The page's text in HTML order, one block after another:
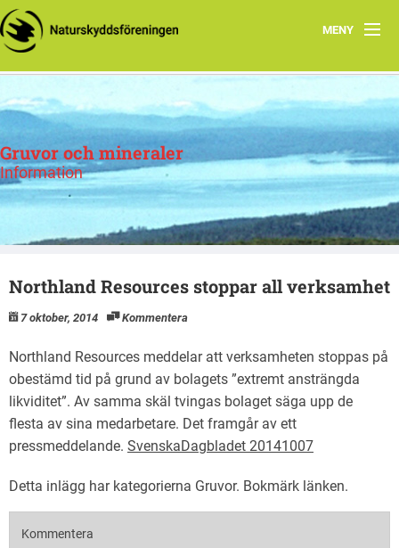
MENY
Hem
Mineralprospektering
Uranprospektering
Gruvor och mineraler
Information
Northland Resources stoppar all verksamhet
7 oktober, 2014 Kommentera
Northland Resources meddelar att verksamheten stoppas på
obestämd tid på grund av bolagets ”extremt ansträngda
likviditet”. Av samma skäl tvingas bolaget säga upp de
flesta av sina medarbetare. Det framgår av ett
pressmeddelande. SvenskaDagbladet 20141007
Detta inlägg har kategorierna Gruvor. Bokmärk länken.
Kommentera